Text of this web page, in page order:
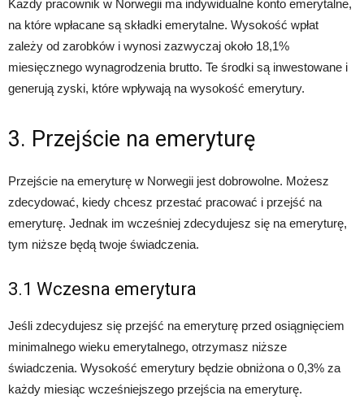
Każdy pracownik w Norwegii ma indywidualne konto emerytalne,
na które wpłacane są składki emerytalne. Wysokość wpłat
zależy od zarobków i wynosi zazwyczaj około 18,1%
miesięcznego wynagrodzenia brutto. Te środki są inwestowane i
generują zyski, które wpływają na wysokość emerytury.
3. Przejście na emeryturę
Przejście na emeryturę w Norwegii jest dobrowolne. Możesz
zdecydować, kiedy chcesz przestać pracować i przejść na
emeryturę. Jednak im wcześniej zdecydujesz się na emeryturę,
tym niższe będą twoje świadczenia.
3.1 Wczesna emerytura
Jeśli zdecydujesz się przejść na emeryturę przed osiągnięciem
minimalnego wieku emerytalnego, otrzymasz niższe
świadczenia. Wysokość emerytury będzie obniżona o 0,3% za
każdy miesiąc wcześniejszego przejścia na emeryturę.